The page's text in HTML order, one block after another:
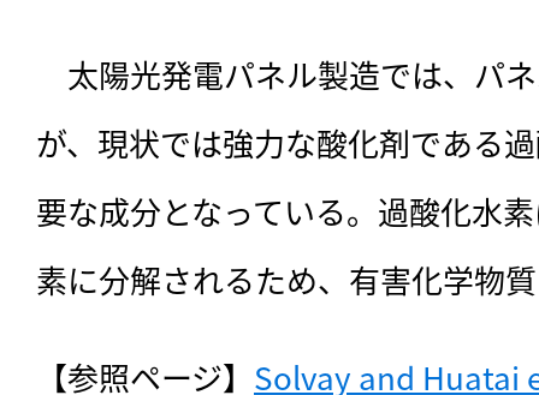
太陽光発電パネル製造では、パ
が、現状では強力な酸化剤である
要な成分となっている。過酸化水
素に分解されるため、有害化学物
【参照ページ】 Solvay and Huatai